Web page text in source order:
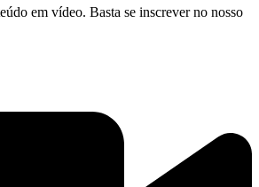
em vídeo. Basta se inscrever no nosso